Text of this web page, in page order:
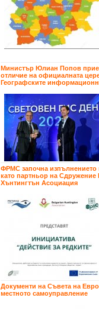
Министър Юлиан Попов
отличие на официалната
Географските
ФРМС започна изпълнението
като партньор на Сдружение
Хънтингтън Асоциация
Документи на Съвета на
местното самоуправление